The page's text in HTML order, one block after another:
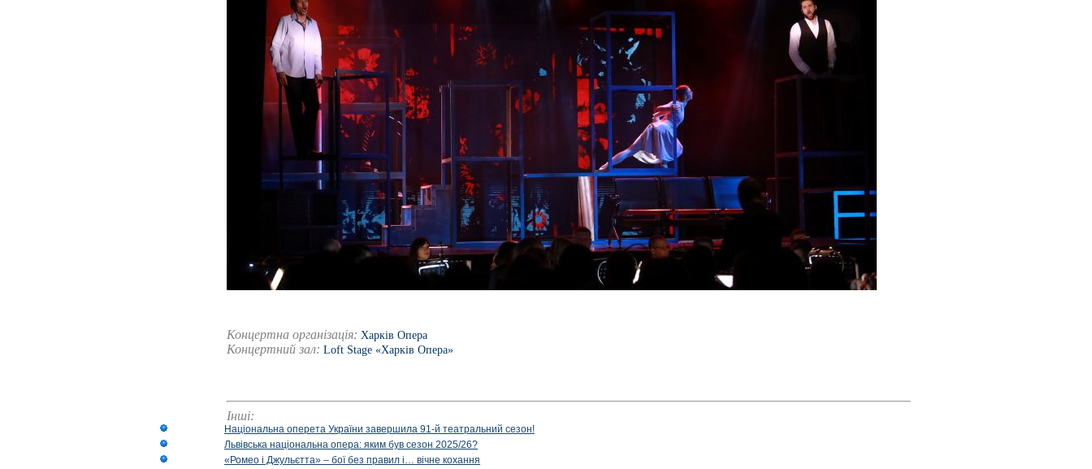
Концертна організація: Харків Опера
Концертний зал: Loft Stage «Харків Опера»
Інші:
Національна оперета України завершила 91-й театральний сезон!
Львівська національна опера: яким був сезон 2025/26?
«Ромео і Джульєтта» – бої без правил і… вічне кохання